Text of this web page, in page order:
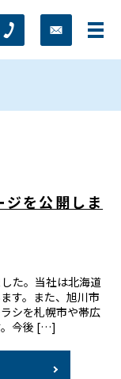
を公開しま
た。当社は北海道
す。また、旭川市
シを札幌市や帯広
。今後 […]